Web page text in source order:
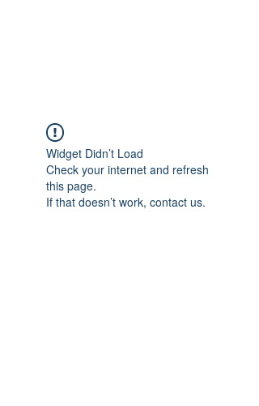
Widget Didn’t Load
Check your internet and refresh
this page.
If that doesn’t work, contact us.